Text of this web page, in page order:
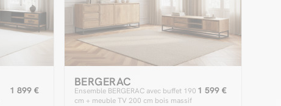
1 899 €
BERGERAC
Ensemble BERGERAC avec buffet 190
cm + meuble TV 200 cm bois massif
1 599 €